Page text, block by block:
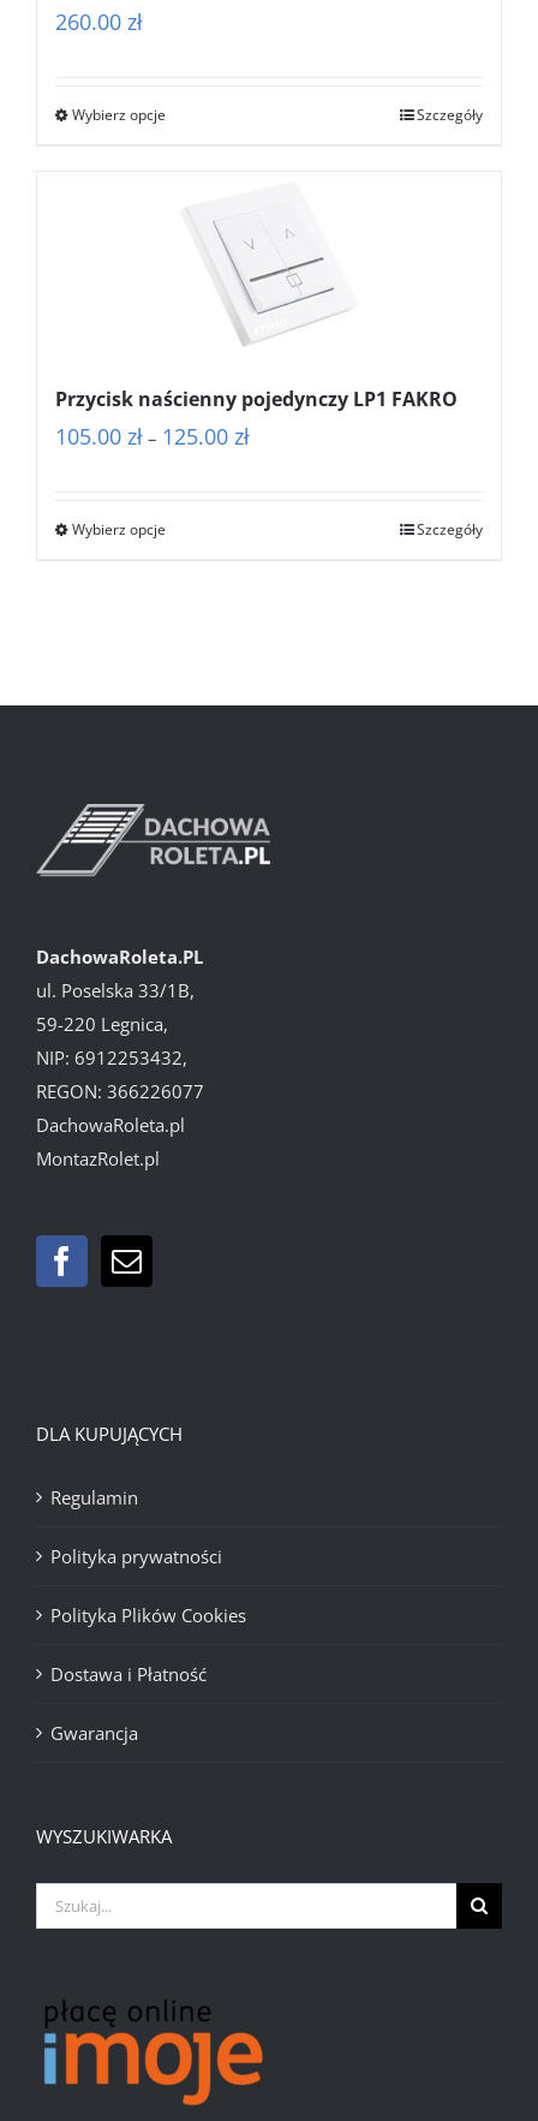
260.00 zł
Wybierz opcje Szczegóły
Przycisk naścienny pojedynczy LP1 FAKRO
105.00 zł – 125.00 złZakres
Wybierz opcje Szczegóły
DachowaRoleta.PL
ul. Poselska 33/1B,
59-220 Legnica,
NIP: 6912253432,
REGON: 366226077
DachowaRoleta.pl
MontazRolet.pl
DLA KUPUJĄCYCH
Regulamin
Polityka prywatności
Polityka Plików Cookies
Dostawa i Płatność
Gwarancja
WYSZUKIWARKA
Szukaj